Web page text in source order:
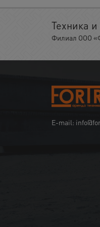
Техника
Филиал ООО
E-mail: